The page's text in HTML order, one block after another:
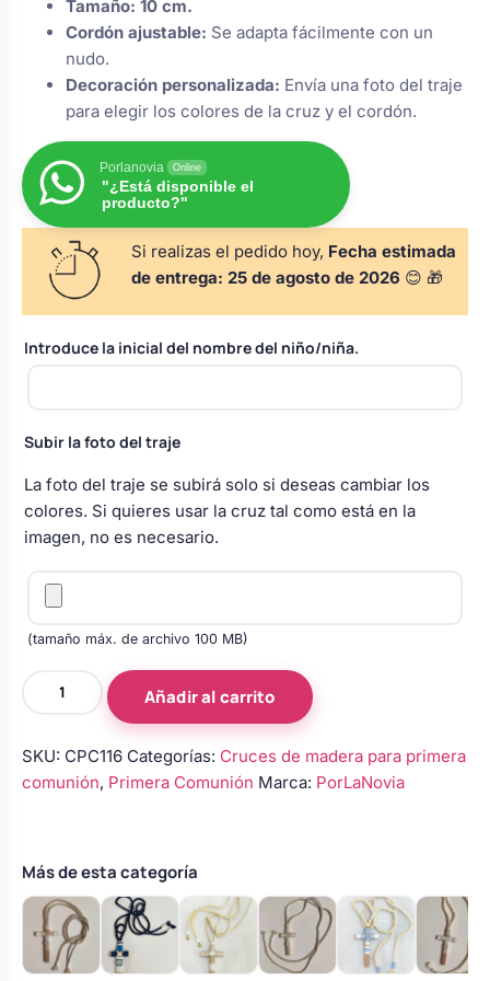
para arras
alianzas
porta alianzas
de boda
y pala tarta
bebé boda
floral coche
Perchas de comunión
personalizadas
Rasca y Gana para Comunión:
Sorpresas y Diversión
Detalles de comunión para invitados
Ver todo
Bolsos personalizados
Neceseres personalizados
Otros regalos
Ver todo
Tamaño: 10 cm.
Cordón ajustable: Se adapta fácilmente con un
nudo.
Decoración personalizada: Envía una foto del traje
para elegir los colores de la cruz y el cordón.
Porlanovia Online
"¿Está disponible el
producto?"
Si realizas el pedido hoy, Fecha estimada
de entrega: 25 de agosto de 2026 😊 🎁
Introduce la inicial del nombre del niño/niña.
Subir la foto del traje
La foto del traje se subirá solo si deseas cambiar los
colores. Si quieres usar la cruz tal como está en la
imagen, no es necesario.
(tamaño máx. de archivo 100 MB)
para
primera
niño
Añadir al carrito
SKU: CPC116 Categorías: Cruces de madera para primera
comunión, Primera Comunión Marca: PorLaNovia
Más de esta categoría